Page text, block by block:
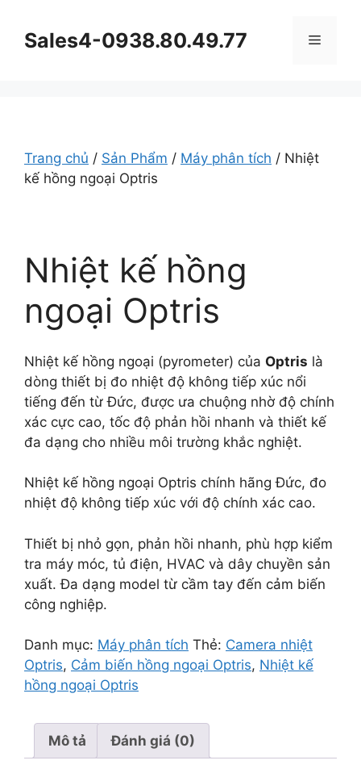
Sales4-0938.80.49.77 Menu
Trang chủ / Sản Phẩm / Máy phân tích / Nhiệt
kế hồng ngoại Optris
Nhiệt kế hồng
ngoại Optris
Nhiệt kế hồng ngoại (pyrometer) của Optris là
dòng thiết bị đo nhiệt độ không tiếp xúc nổi
tiếng đến từ Đức, được ưa chuộng nhờ độ chính
xác cực cao, tốc độ phản hồi nhanh và thiết kế
đa dạng cho nhiều môi trường khắc nghiệt.
Nhiệt kế hồng ngoại Optris chính hãng Đức, đo
nhiệt độ không tiếp xúc với độ chính xác cao.
Thiết bị nhỏ gọn, phản hồi nhanh, phù hợp kiểm
tra máy móc, tủ điện, HVAC và dây chuyền sản
xuất. Đa dạng model từ cầm tay đến cảm biến
công nghiệp.
Danh mục: Máy phân tích Thẻ: Camera nhiệt
Optris, Cảm biến hồng ngoại Optris, Nhiệt kế
hồng ngoại Optris
Mô tả Đánh giá (0)